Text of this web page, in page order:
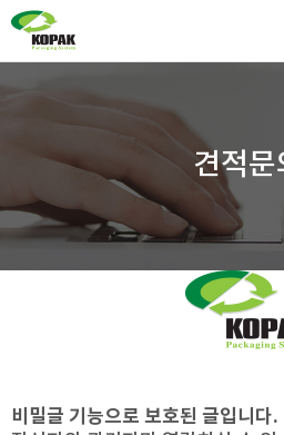
견적문
비밀글 기능으로 보호된 글입니다.